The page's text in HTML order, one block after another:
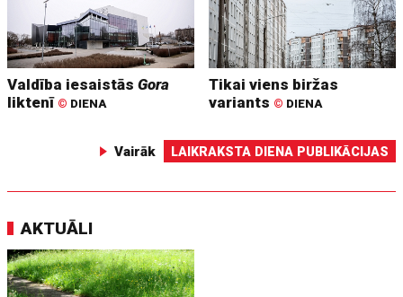
Valdība iesaistāsGora
liktenī © DIENA
Tikai viens biržas
variants © DIENA
Vairāk LAIKRAKSTA DIENA PUBLIKĀCIJAS
AKTUĀLI